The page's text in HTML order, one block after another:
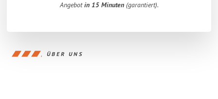
Angebotin 15 Minuten(garantiert).
ÜBER UNS